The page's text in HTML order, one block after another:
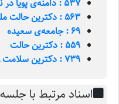
537 : دامنه‌ی پویا در نظام‌ها
563 : دکترین حالت ملی
69 : جامعه‌ی سعیده
559 : دکترین حالت
739 : دکترین سلامت ـ شفافیت
اسناد مرتبط با جلسه